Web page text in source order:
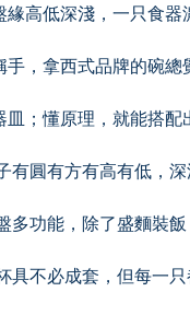
高低深淺，一只食器
，拿西式品牌的碗總
；懂原理，就能搭配
圓有方有高有低，深
功能，除了盛麵裝飯
不必成套，但每一只